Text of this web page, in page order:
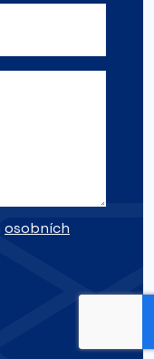
osobních